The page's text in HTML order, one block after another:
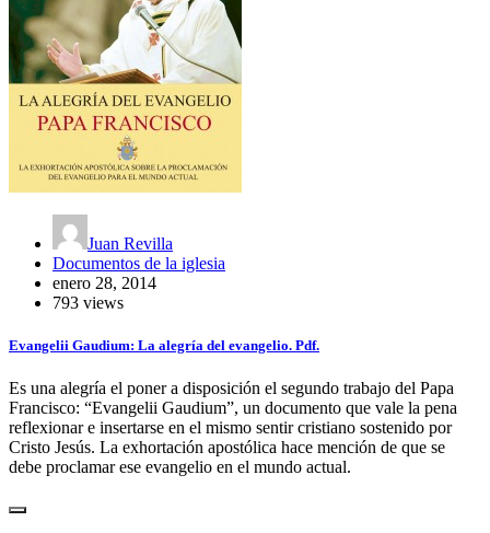
Juan Revilla
Documentos de la iglesia
enero 28, 2014
793 views
Evangelii Gaudium: La alegría del evangelio. Pdf.
Es una alegría el poner a disposición el segundo trabajo del Papa
Francisco: “Evangelii Gaudium”, un documento que vale la pena
reflexionar e insertarse en el mismo sentir cristiano sostenido por
Cristo Jesús. La exhortación apostólica hace mención de que se
debe proclamar ese evangelio en el mundo actual.